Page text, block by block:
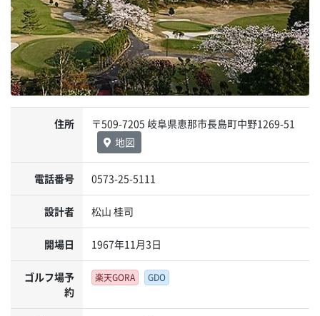
住所
〒509-7205 岐阜県恵那市長島町中野1269-51
地図
電話番号 0573-25-5111
設計者 松山 桂司
開場日 1967年11月3日
ゴルフ場予
約
楽天GORA GDO